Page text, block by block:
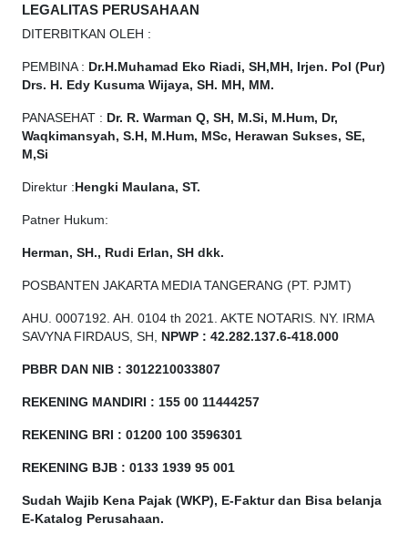
LEGALITAS PERUSAHAAN
DITERBITKAN OLEH :
PEMBINA : Dr.H.Muhamad Eko Riadi, SH,MH, Irjen. Pol (Pur)
Drs. H. Edy Kusuma Wijaya, SH. MH, MM.
PANASEHAT : Dr. R. Warman Q, SH, M.Si, M.Hum, Dr,
Waqkimansyah, S.H, M.Hum, MSc, Herawan Sukses, SE,
M,Si
Direktur : Hengki Maulana, ST.
Patner Hukum:
Herman, SH., Rudi Erlan, SH dkk.
POSBANTEN JAKARTA MEDIA TANGERANG (PT. PJMT)
AHU. 0007192. AH. 0104 th 2021. AKTE NOTARIS. NY. IRMA
SAVYNA FIRDAUS, SH,
NPW P : 42.282.137.6-418.000
PBBR DAN NIB : 3012210033807
REKENING MANDIRI : 155 00 11444257
REKENING BRI : 01200 100 3596301
REKENING BJB : 0133 1939 95 001
Sudah Wajib Kena Pajak (WKP), E-Faktur dan Bisa belanja
E-Katalog Perusahaan.